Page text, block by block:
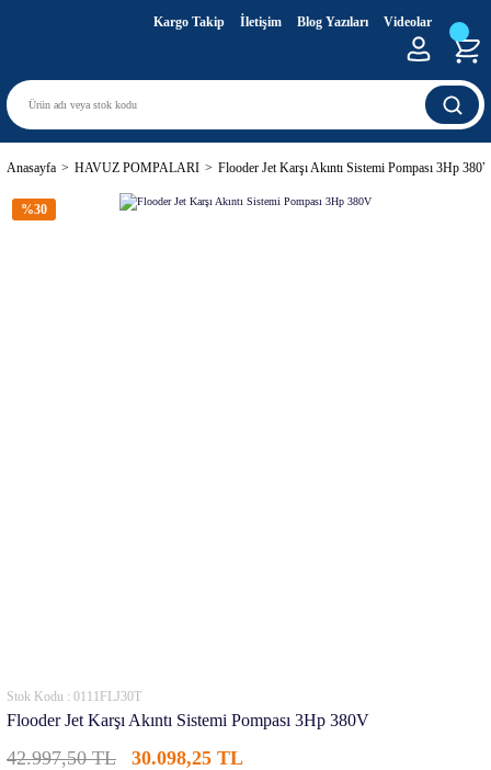
Kargo Takip İletişim Blog Yazıları Videolar
Anasayfa HAVUZ POMPALARI Flooder Jet Karşı Akıntı Sistemi Pompası 3Hp 380V
%30
Stok Kodu : 0111FLJ30T
Flooder Jet Karşı Akıntı Sistemi Pompası 3Hp 380V
42.997,50 TL 30.098,25 TL